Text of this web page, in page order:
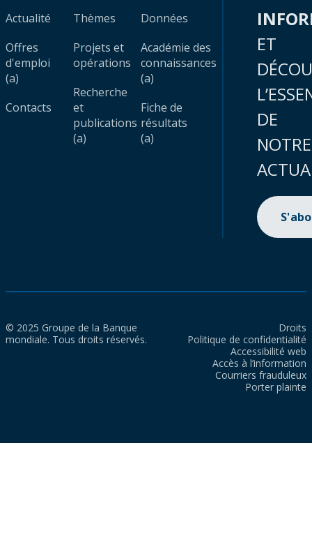
Actualité
Offres
d'emploi
(a)
Contacts
Thèmes
Projets et
opérations
Recherche
et
publications
(a)
Données
Académie des
connaissances
(a)
Fiche de
résultats
(a)
ET
DE
NOTRE
© 2025 Groupe de la Banque
mondiale. Tous droits réservés.
Droits
Politique de confidentialité
Accessibilité web
Accès à l’information
Courriers frauduleux
Porter plainte